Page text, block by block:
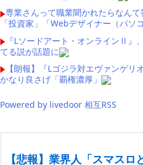
専業さんって職業聞かれたらなんて
「投資家」「Webデザイナー（パソ
『Lソードアート・オンラインⅡ』
てる説が話題に
【朗報】『Lゴジラ対エヴァンゲ
かなり良さげ「覇権濃厚」
Powered by livedoor 相互RSS
【悲報】業界人「スマス